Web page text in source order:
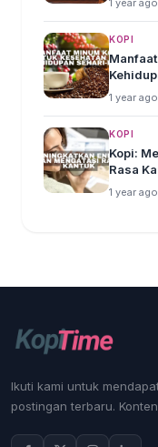
1 year ago
KOPI
1 year ago
KOPI
Kopi:
Rasa
1 year ago
Ikuti kami untuk
postingan terbaru.